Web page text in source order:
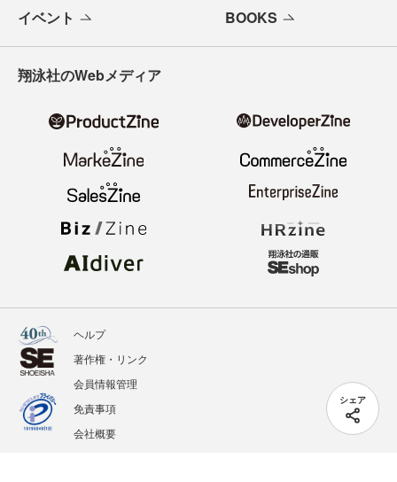
シェア
イベント BOOKS
翔泳社のWebメディア
ヘルプ
著作権・リンク
会員情報管理
免責事項
会社概要